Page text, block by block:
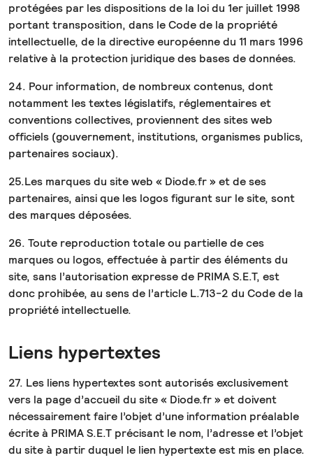
protégées par les dispositions de la loi du 1er juillet 1998
portant transposition, dans le Code de la propriété
intellectuelle, de la directive européenne du 11 mars 1996
relative à la protection juridique des bases de données.
24. Pour information, de nombreux contenus, dont
notamment les textes législatifs, réglementaires et
conventions collectives, proviennent des sites web
officiels (gouvernement, institutions, organismes publics,
partenaires sociaux).
25.Les marques du site web « Diode.fr » et de ses
partenaires, ainsi que les logos figurant sur le site, sont
des marques déposées.
26. Toute reproduction totale ou partielle de ces
marques ou logos, effectuée à partir des éléments du
site, sans l’autorisation expresse de PRIMA S.E.T, est
donc prohibée, au sens de l’article L.713-2 du Code de la
propriété intellectuelle.
Liens hypertextes
27. Les liens hypertextes sont autorisés exclusivement
vers la page d’accueil du site « Diode.fr » et doivent
nécessairement faire l’objet d’une information préalable
écrite à PRIMA S.E.T précisant le nom, l’adresse et l’objet
du site à partir duquel le lien hypertexte est mis en place.